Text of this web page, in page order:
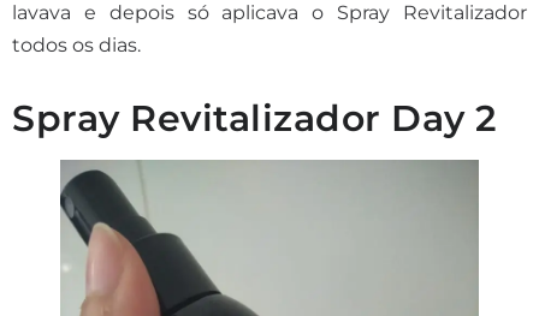
lavava e depois só aplicava o Spray Revitalizador
todos os dias.
Spray Revitalizador Day 2